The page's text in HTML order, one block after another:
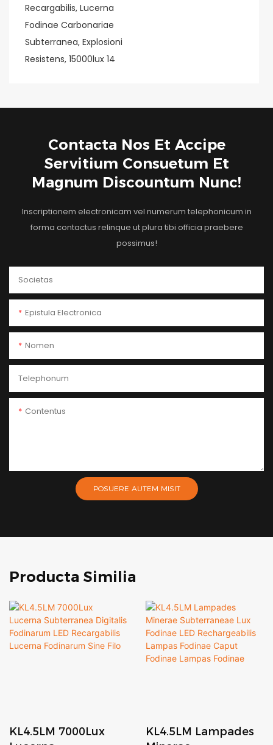
Contacta Nos Et Accipe
Servitium Consuetum Et
Magnum Discountum Nunc!
Inscriptionem electronicam vel numerum telephonicum in
forma contactus relinque ut plura tibi officia praebere
possimus!
Societas
Epistula Electronica
Nomen
Telephonum
Contentus
POSUERE AUTEM MISIT
Producta Similia
KL4.5LM 7000Lux
KL4.5LM Lampades